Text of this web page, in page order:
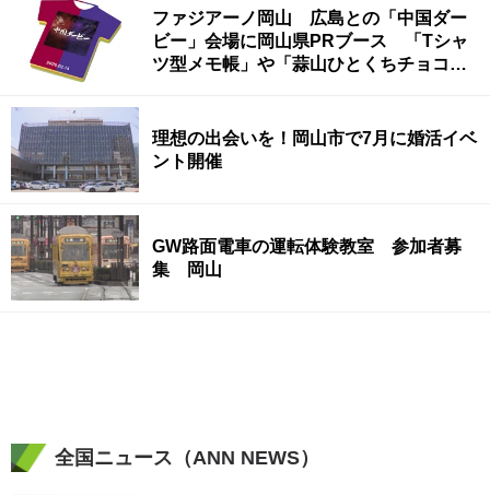
ファジアーノ岡山 広島との「中国ダー
ビー」会場に岡山県PRブース 「Tシャ
ツ型メモ帳」や「蒜山ひとくちチョコ」
理想の出会いを！岡山市で7月に婚活イベ
ント開催
GW路面電車の運転体験教室 参加者募
集 岡山
全国ニュース（ANN NEWS）